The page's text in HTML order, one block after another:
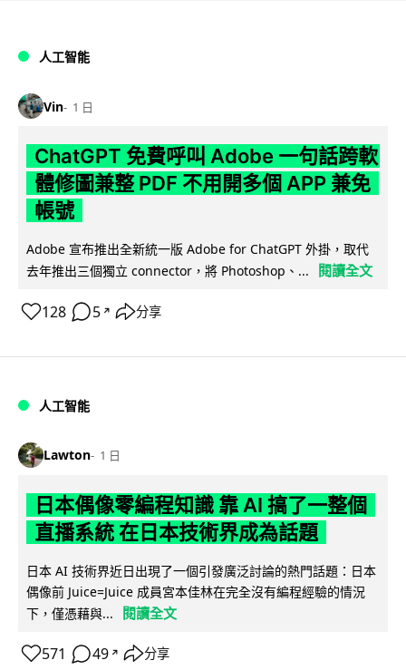
人工智能
Vin 1 日
ChatGPT 免費呼叫 Adobe 一句話跨軟
體修圖兼整 PDF 不用開多個 APP 兼免
帳號
Adobe 宣布推出全新統一版 Adobe for ChatGPT 外掛，取代
去年推出三個獨立 connector，將 Photoshop、...
閱讀全文
128 5 ↗ 分享
人工智能
Lawton 1 日
日本偶像零編程知識 靠 AI 搞了一整個
直播系統 在日本技術界成為話題
日本 AI 技術界近日出現了一個引發廣泛討論的熱門話題：日本
偶像前 Juice=Juice 成員宮本佳林在完全沒有編程經驗的情況
下，僅憑藉與...
閱讀全文
571 49 ↗ 分享